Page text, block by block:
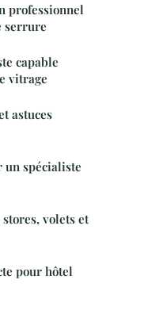
professionnel
serrure
capable
vitrage
astuces
un spécialiste
volets et
pour hôtel